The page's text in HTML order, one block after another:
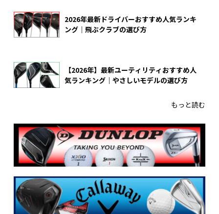
2026年最新ドライバーおすすめ人気ランキ
ング｜飛ぶクラブの選び方
【2026年】最新ユーティリティおすすめ人
気ランキング｜やさしいモデルの選び方
もっと読む